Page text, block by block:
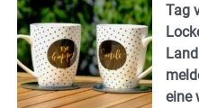
Tag
eine